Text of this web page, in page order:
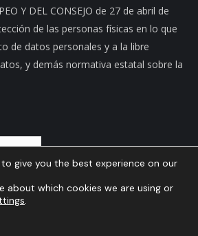
Y DEL CONSEJO de 27 de abril de
de las personas físicas en lo que
de datos personales y a la libre
y demás normativa estatal sobre la
Buscar
give you the best experience on our
about which cookies we are using or
.